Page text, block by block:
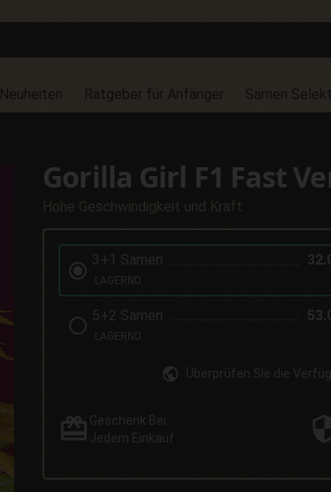
Neuheiten Ratgeber für Anfänger Samen
Gorilla Girl F1 Fast
Hohe Geschwindigkeit und Kraft
3+1 Samen
LAGERND
5+2 Samen
LAGERND
Überprüfen Sie die
Geschenk Bei
Jedem Einkauf